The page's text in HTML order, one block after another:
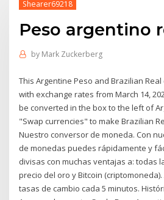
Shearer69218
Peso argentino
by Mark Zuckerberg
This Argentine Peso and Brazilian
with exchange rates from March 14,
be converted in the box to the left of
"Swap currencies" to make Brazilian
Nuestro conversor de moneda. Con
de monedas puedes rápidamente y
divisas con muchas ventajas a: todas
precio del oro y Bitcoin
tasas de cambio cada 5 minutos.